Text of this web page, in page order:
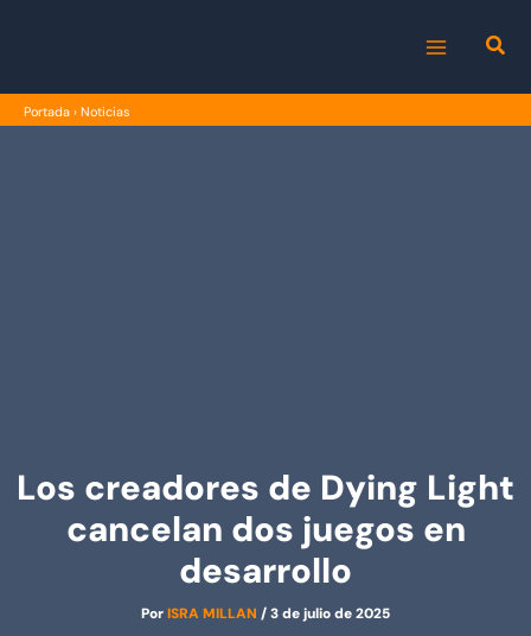
MENU
Portada › Noticias
Los creadores de Dying Light
cancelan dos juegos en
desarrollo
PorISRA MILLAN /3 de julio de 2025